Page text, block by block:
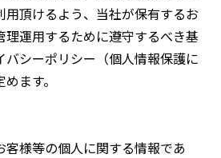
90周年記念サイト
企業情報
採用情報
用頂けるよう、当社が保有するお
運用するために遵守するべき基
シーポリシー（個人情報保護に
ます。
客様等の個人に関する情報であ